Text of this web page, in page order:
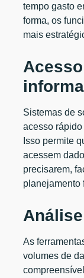
tempo gasto
forma, os
mais
Sistemas de
acesso
Isso permite
acessem
precisarem,
planejamento
As
volumes de